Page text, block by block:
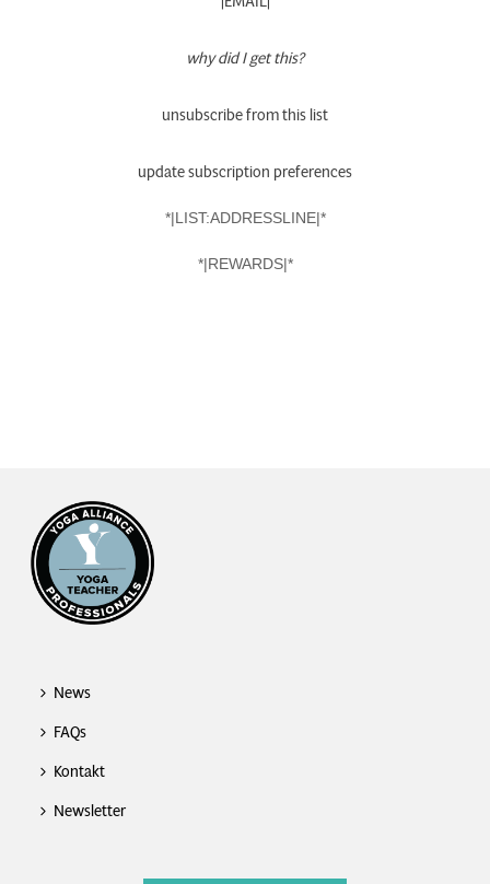
why did I get this?
unsubscribe from this list
update subscription preferences
*|LIST:ADDRESSLINE|*
*|REWARDS|*
News
FAQs
Kontakt
Newsletter